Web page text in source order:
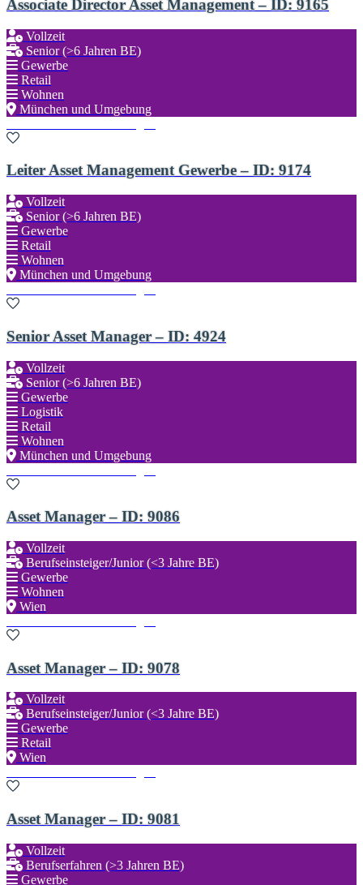
Associate Director Asset Management – ID: 9165
Vollzeit
Senior (>6 Jahren BE)
Gewerbe
Retail
Wohnen
München und Umgebung
Leiter Asset Management Gewerbe – ID: 9174
Vollzeit
Senior (>6 Jahren BE)
Gewerbe
Retail
Wohnen
München und Umgebung
Senior Asset Manager – ID: 4924
Vollzeit
Senior (>6 Jahren BE)
Gewerbe
Logistik
Retail
Wohnen
München und Umgebung
Asset Manager – ID: 9086
Vollzeit
Berufseinsteiger/Junior (<3 Jahre BE)
Gewerbe
Wohnen
Wien
Asset Manager – ID: 9078
Vollzeit
Berufseinsteiger/Junior (<3 Jahre BE)
Gewerbe
Retail
Wien
Asset Manager – ID: 9081
Vollzeit
Berufserfahren (>3 Jahren BE)
Gewerbe